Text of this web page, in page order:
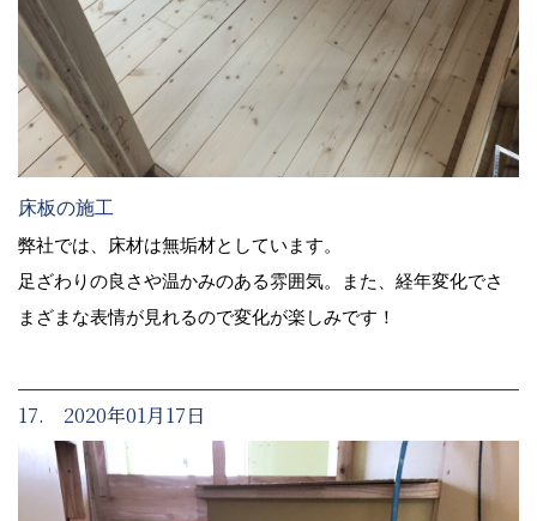
床板の施工
弊社では、床材は無垢材としています。
足ざわりの良さや温かみのある雰囲気。また、経年変化でさ
まざまな表情が見れるので変化が楽しみです！
17. 2020年01月17日